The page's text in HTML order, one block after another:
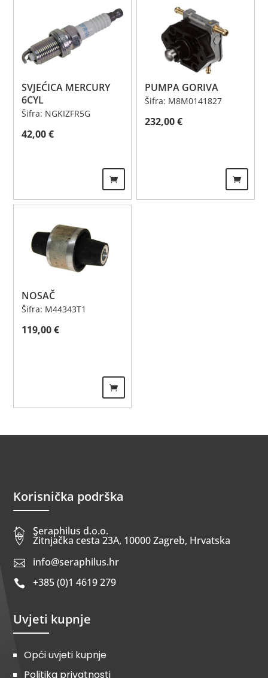
SVJEĆICA MERCURY
6CYL
Šifra: NGKIZFR5G
42,00€
PUMPA GORIVA
Šifra: M8M0141827
232,00€
NOSAČ
Šifra: M44343T1
119,00€
Korisnička podrška
 Seraphilus d.o.o.
 Žitnjačka cesta 23A, 10000 Zagreb, Hrvatska
 info@seraphilus.hr
 +385 (0)1 4619 279
Uvjeti kupnje
Opći uvjeti kupnje
Politika privatnosti